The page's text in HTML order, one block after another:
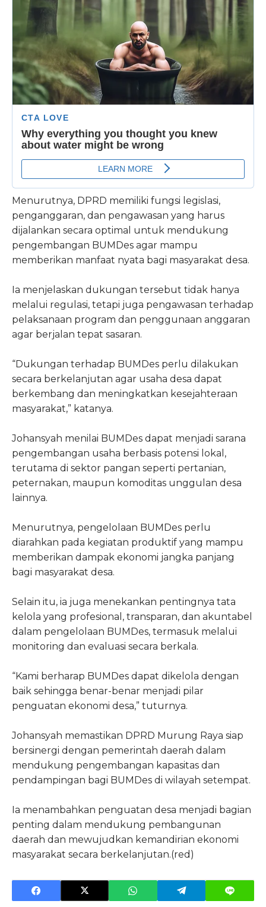
Menurutnya, DPRD memiliki fungsi legislasi,
penganggaran, dan pengawasan yang harus
dijalankan secara optimal untuk mendukung
pengembangan BUMDes agar mampu
memberikan manfaat nyata bagi masyarakat desa.
Ia menjelaskan dukungan tersebut tidak hanya
melalui regulasi, tetapi juga pengawasan terhadap
pelaksanaan program dan penggunaan anggaran
agar berjalan tepat sasaran.
“Dukungan terhadap BUMDes perlu dilakukan
secara berkelanjutan agar usaha desa dapat
berkembang dan meningkatkan kesejahteraan
masyarakat,” katanya.
Johansyah menilai BUMDes dapat menjadi sarana
pengembangan usaha berbasis potensi lokal,
terutama di sektor pangan seperti pertanian,
peternakan, maupun komoditas unggulan desa
lainnya.
Menurutnya, pengelolaan BUMDes perlu
diarahkan pada kegiatan produktif yang mampu
memberikan dampak ekonomi jangka panjang
bagi masyarakat desa.
Selain itu, ia juga menekankan pentingnya tata
kelola yang profesional, transparan, dan akuntabel
dalam pengelolaan BUMDes, termasuk melalui
monitoring dan evaluasi secara berkala.
“Kami berharap BUMDes dapat dikelola dengan
baik sehingga benar-benar menjadi pilar
penguatan ekonomi desa,” tuturnya.
Johansyah memastikan DPRD Murung Raya siap
bersinergi dengan pemerintah daerah dalam
mendukung pengembangan kapasitas dan
pendampingan bagi BUMDes di wilayah setempat.
Ia menambahkan penguatan desa menjadi bagian
penting dalam mendukung pembangunan
daerah dan mewujudkan kemandirian ekonomi
masyarakat secara berkelanjutan.(red)